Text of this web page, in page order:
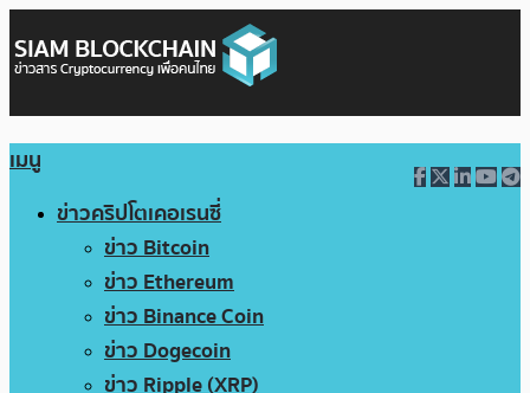
เมนู
ข่าวคริปโตเคอเรนซี่
ข่าว Bitcoin
ข่าว Ethereum
ข่าว Binance Coin
ข่าว Dogecoin
ข่าว Ripple (XRP)